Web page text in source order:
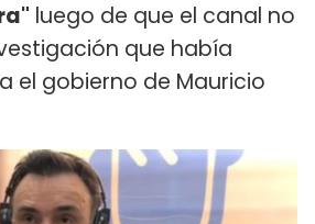
luego de que el canal no
que había
el gobierno de Mauricio